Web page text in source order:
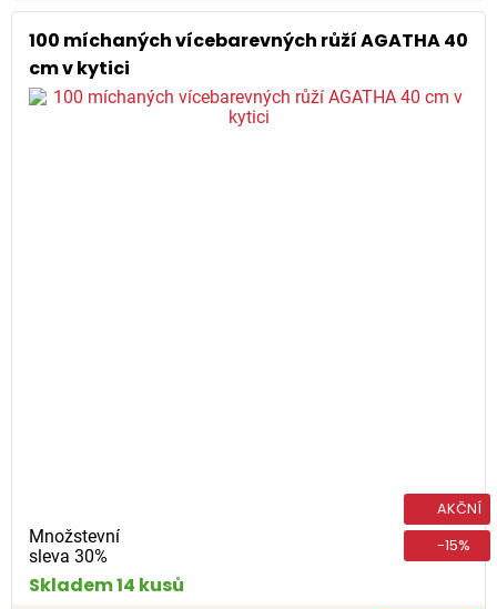
100 míchaných vícebarevných růží AGATHA 40
cm v kytici
Množstevní
sleva 30%
AKČNÍ
-15%
Skladem 14 kusů